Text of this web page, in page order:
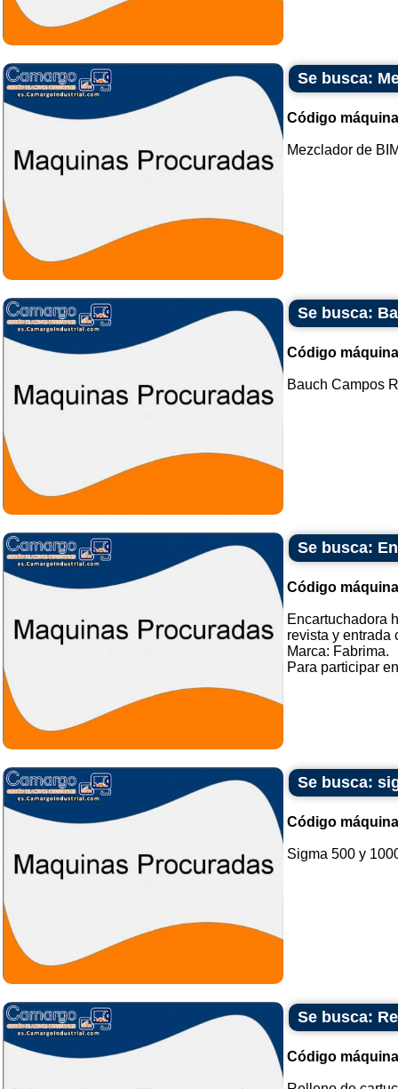
Se busca:
Código
Mezclador de
Se busca:
Código
Bauch Campos
Se busca:
Código
Encartuchadora
revista y entrada
Marca: Fabrima.
Para participar
Se busca:
Código
Sigma 500 y
Se busca:
Código